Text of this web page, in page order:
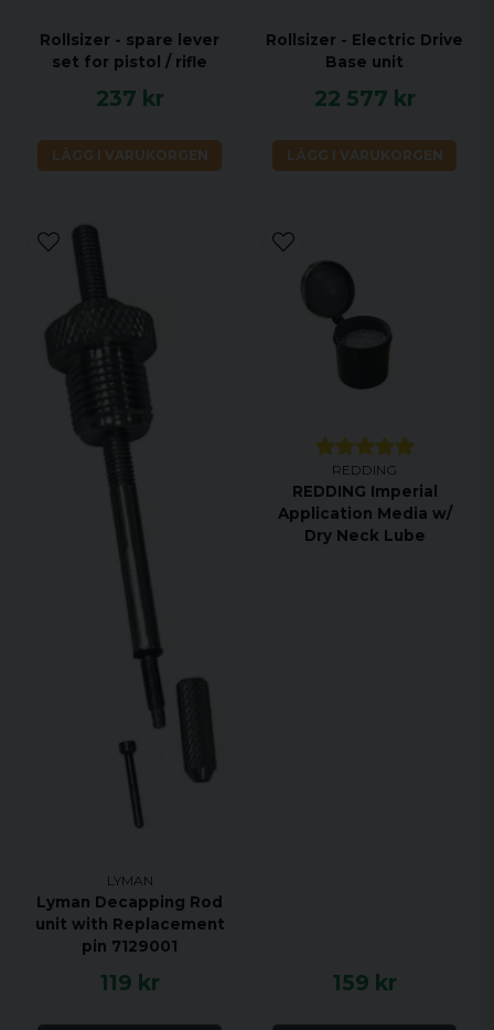
Rollsizer - spare lever
set for pistol / rifle
237 kr
LÄGG I VARUKORGEN
Rollsizer - Electric Drive
Base unit
22 577 kr
LÄGG I VARUKORGEN
LYMAN
Lyman Decapping Rod
unit with Replacement
pin 7129001
119 kr
REDDING
REDDING Imperial
Application Media w/
Dry Neck Lube
159 kr